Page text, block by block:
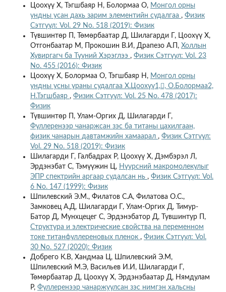
Цоохүү Х, Тэгшбаяр Н, Болормаа О, Монгол орны
ундны усан дахь зарим элементийн судалгаа , Физик
Сэтгүүл: Vol. 29 No. 518 (2019): Физик
Түвшинтөр П, Төмөрбаатар Д, Шилагарди Г, Цоохүү Х,
Отгонбаатар М, Прокошин В.И, Драпезо А.П, Холлын
Хувиргагч ба Түүний Хэрэглээ , Физик Сэтгүүл: Vol. 23
No. 455 (2016): Физик
Цоохүү Х, Болормаа О, Тэгшбаяр Н, Монгол орны
ундны усны ураны судалгаа Х.Цоохүү1,, О.Болормаа2,
Н.Тэгшбаяр , Физик Сэтгүүл: Vol. 25 No. 478 (2017):
Физик
Түвшинтөр П, Улам-Оргих Д, Шилагарди Г,
Фуллеренээр чанаржсан зэс ба титаны цахилгаан,
физик чанарын давтамжийн хамаарал , Физик Сэтгүүл:
Vol. 29 No. 518 (2019): Физик
Шилагарди Г, Галбадрах Р, Цоохүү Х, Дэмбэрэл Л,
Эрдэнэбат С, Тэмүүжин Ц, Нүүрсний макромолекулыг
ЭПР спектрийн аргаар судалсан нь , Физик Сэтгүүл: Vol.
6 No. 147 (1999): Физик
Шпилевский Э.М., Филатов С.А, Филатова О.С.,
Замковец А.Д, Шилагарди Г, Улам-Оргих Д, Тимур-
Батор Д, Мунхцецег С, Эрдэнэбатор Д, Тувшинтур П,
Структура и электрические свойства на переменном
токе титанфуллереновых пленок , Физик Сэтгүүл: Vol.
30 No. 527 (2020): Физик
Добрего К.В, Хандмаа Ц, Шпилевский Э.М,
Шпилевский М.Э, Васильев И.И, Шилагарди Г,
Төмөрбаатар Д, Цоохүү Х, Эрдэнэбаатар Д, Нямдулам
Р, Фуллеренээр чанаржуулсан зэс нимгэн хальсны